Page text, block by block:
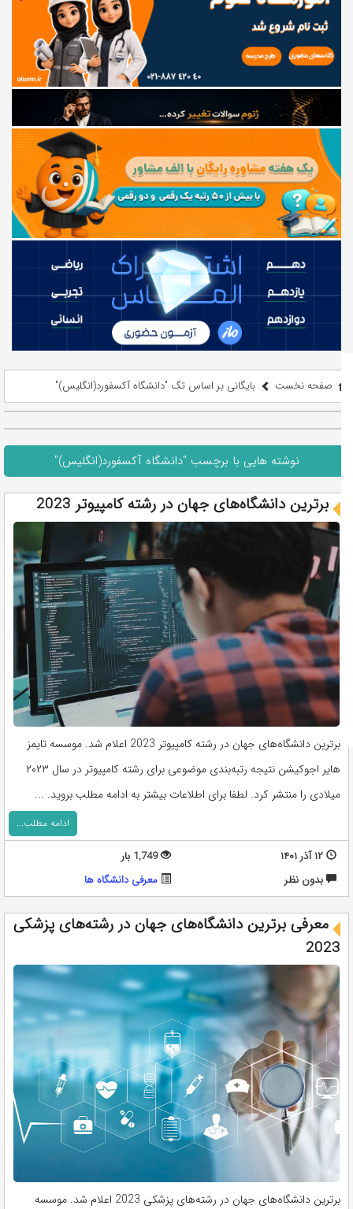
صفحه نخست بایگانی بر اساس تگ "دانشگاه آکسفورد(انگلیس)"
نوشته هایی با برچسب "دانشگاه آکسفورد(انگلیس)"
برترین دانشگاه‌های جهان در رشته کامپیوتر 2023
برترین دانشگاه‌های جهان در رشته کامپیوتر 2023 اعلام شد. موسسه تایمز
هایر اجوکیشن نتیجه رتبه‌بندی موضوعی برای رشته کامپیوتر در سال ۲۰۲۳
میلادی را منتشر کرد. لطفا برای اطلاعات بیشتر به ادامه مطلب بروید. ...
ادامه مطلب...
۱۲ آذر ۱۴۰۱
1,749 بار
بدون نظر
معرفی دانشگاه ها
معرفی برترین دانشگاه‌های جهان در رشته‌های پزشکی
2023
برترین دانشگاه‌های جهان در رشته‌های پزشکی 2023 اعلام شد. موسسه